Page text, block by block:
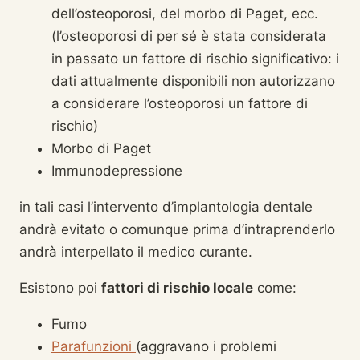
dell’osteoporosi, del morbo di Paget, ecc.
(l’osteoporosi di per sé è stata considerata
in passato un fattore di rischio significativo: i
dati attualmente disponibili non autorizzano
a considerare l’osteoporosi un fattore di
rischio)
Morbo di Paget
Immunodepressione
in tali casi l’intervento d’implantologia dentale
andrà evitato o comunque prima d’intraprenderlo
andrà interpellato il medico curante.
Esistono poi fattori di rischio locale come:
Fumo
Parafunzioni (aggravano i problemi